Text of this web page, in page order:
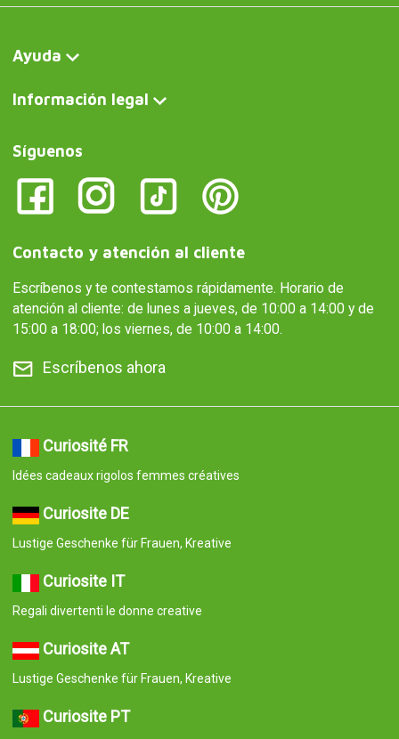
Ayuda
Información legal
Síguenos
Contacto y atención al cliente
Escríbenos y te contestamos rápidamente. Horario de
atención al cliente: de lunes a jueves, de 10:00 a 14:00 y de
15:00 a 18:00; los viernes, de 10:00 a 14:00.
Escríbenos ahora
Curiosité FR
Idées cadeaux rigolos femmes créatives
Curiosite DE
Lustige Geschenke für Frauen, Kreative
Curiosite IT
Regali divertenti le donne creative
Curiosite AT
Lustige Geschenke für Frauen, Kreative
Curiosite PT